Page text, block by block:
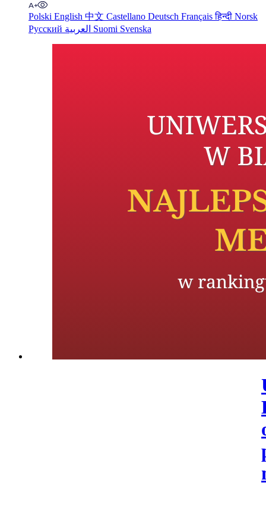
Polski English 中文 Castellano Deutsch Françaisहिन्दी Norsk
Русский
Suomi Svenska